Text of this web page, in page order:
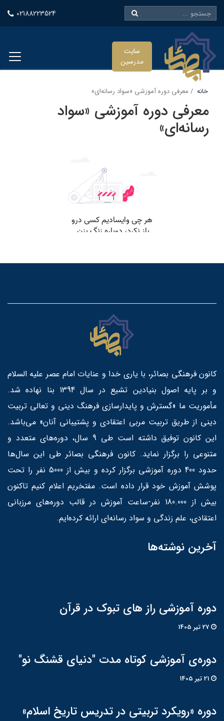
02188223524
سایت
مدرسین
خانه معرفی دوره آموزشی «سواد رسانه‌ای»
معرفی دوره آموزشی «سواد
رسانه‌ای»
کانون فرهنگی بصائر، با یاری خدا و عنایات امام عصر علیه السلام
و بر پایه اصول بنیادین تشیع در سال 1394 بنا نهاده شد.
مأموریت ما «گسترش و پایدارسازی فرهنگ دینی و تعالی تربیت
دینی از طریق تربیت مربی اعتقادی و پشتیبانی آنان» می‌باشد.
این کانون توفیق داشته است طی 9 سال، دوره‌های متعدد و
متنوعی را برگزار نماید. کانون فرهنگی بصائر طی این سال‌ها
حدود 400 دوره آموزشی برگزار کرده و بیش از 5000 نفر را تحت
پوشش آموزش خود قرار داده است. مفتخریم اعلام کنیم تاکنون
بیش از 180.000 نفر-ساعت آموزش در قالب دوره‌های مرزبانی
اعتقادی، علم زندگی و سواد رسانه‌ای ارائه کرده‌ایم.
آخرین نوشته‌ها
دوره آموزشی راز های تبوک در قرآن
دوره‌ی آموزشی کوتاه مدت "دنیای قشنگ نو"
دوره «رویکرد تربیتی در تدریس تاریخ اسلام»